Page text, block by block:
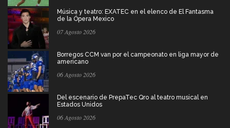
Música y teatro: EXATEC en el elenco de El Fantasma
de la Ópera Mexico
07 Agosto 2026
Borregos CCM van por el campeonato en liga mayor de
americano
06 Agosto 2026
Del escenario de PrepaTec Qro al teatro musical en
Estados Unidos
06 Agosto 2026